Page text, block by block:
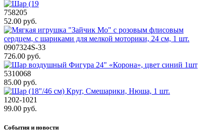
758205
52.00 руб.
0907324S-33
726.00 руб.
5310068
85.00 руб.
1202-1021
99.00 руб.
События и новости